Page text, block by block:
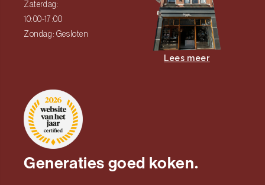
Zaterdag:
10:00-17:00
Zondag: Gesloten
Lees meer
Generaties goed koken.